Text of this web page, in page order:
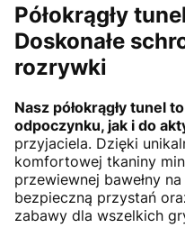
Półokrągły
Doskonałe
rozrywki
Nasz półokrągły tunel
odpoczynku, jak i do
przyjaciela. Dzięki
komfortowej tkaniny
przewiewnej bawełny
bezpieczną przystań
zabawy dla wszelkich